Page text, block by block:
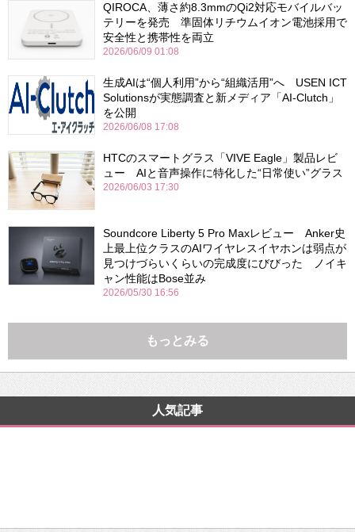
QIROCA、薄さ約8.3mmのQi2対応モバイルバッ
テリーを発売 準固体リチウムイオン電池採用で
安全性と携帯性を両立
2026/06/09 01:08
生成AIは“個人利用”から“組織活用”へ USEN ICT
Solutionsが実態調査と新メディア「AI-Clutch」
を公開
2026/06/08 17:08
HTCのスマートグラス「VIVE Eagle」製品レビ
ュー AIと音声操作に特化した“日常使い”グラス
2026/06/03 17:30
Soundcore Liberty 5 Pro Maxレビュー Anker史
上最上位クラスのAIワイヤレスイヤホンは弱点が
見つけづらいくらいの完成度にびびった ノイキ
ャン性能はBose並み
2026/05/30 16:56
もっとみる
人気記事